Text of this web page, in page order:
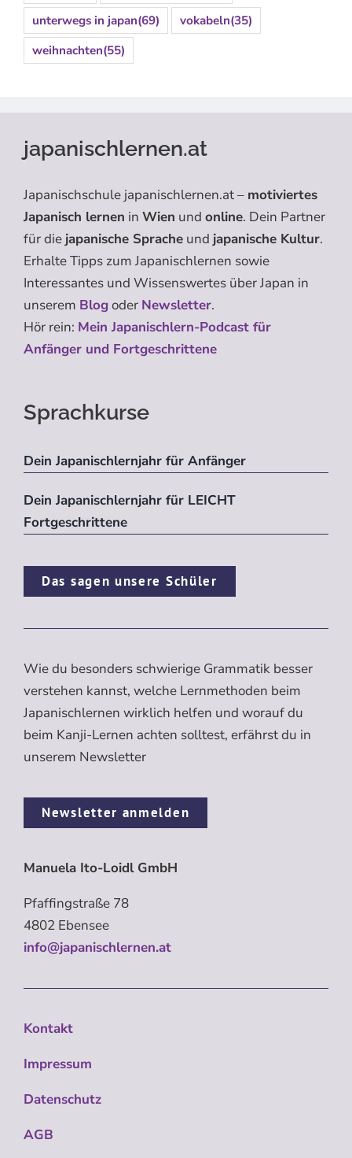
unterwegs in japan(69) vokabeln(35)
weihnachten(55)
japanischlernen.at
Japanischschule japanischlernen.at – motiviertes
Japanisch lernen in Wien und online. Dein Partner
für die japanische Sprache und japanische Kultur.
Erhalte Tipps zum Japanischlernen sowie
Interessantes und Wissenswertes über Japan in
unserem Blogoder Newsletter.
Hör rein: Mein Japanischlern-Podcast für
Anfänger und Fortgeschrittene
Sprachkurse
Dein Japanischlernjahr für Anfänger
Dein Japanischlernjahr für LEICHT
Fortgeschrittene
Das sagen unsere Schüler
Wie du besonders schwierige Grammatik besser
verstehen kannst, welche Lernmethoden beim
Japanischlernen wirklich helfen und worauf du
beim Kanji-Lernen achten solltest, erfährst du in
unserem Newsletter
Newsletter anmelden
Manuela Ito-Loidl GmbH
Pfaffingstraße 78
4802 Ebensee
info@japanischlernen.at
Kontakt
Impressum
Datenschutz
AGB